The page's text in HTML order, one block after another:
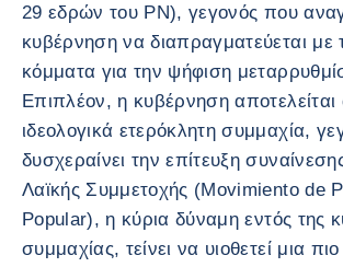
29 εδρών του PN), γεγονός που
κυβέρνηση να διαπραγματεύεται με
κόμματα για την ψήφιση
Επιπλέον, η κυβέρνηση
ιδεολογικά ετερόκλητη συμμαχία,
δυσχεραίνει την επίτευξη
Λαϊκής Συμμετοχής (Movimiento de
Popular), η κύρια δύναμη εντός της
συμμαχίας, τείνει να υιοθετεί μια